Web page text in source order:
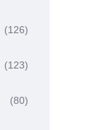
(126)
(123)
(80)